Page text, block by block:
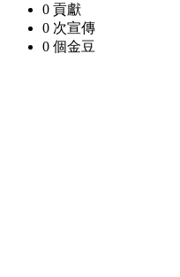
0 貢獻
0 次宣傳
0 個金豆